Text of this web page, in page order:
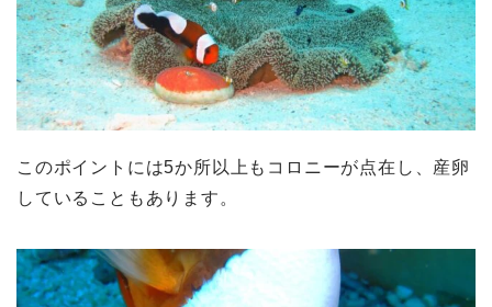
このポイントには5か所以上もコロニーが点在し、産卵
していることもあります。